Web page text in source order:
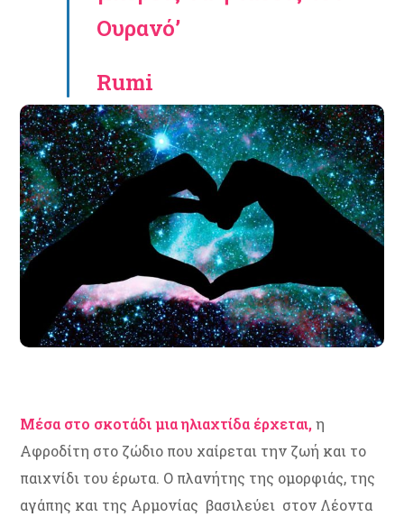
Ουρανό’
Rumi
Μέσα στο σκοτάδι μια ηλιαχτίδα έρχεται, η
Αφροδίτη στο ζώδιο που χαίρεται την ζωή και το
παιχνίδι του έρωτα. Ο πλανήτης της ομορφιάς, της
αγάπης και της Αρμονίας βασιλεύει στον Λέοντα